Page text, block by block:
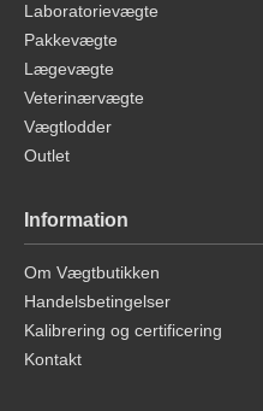
Laboratorievægte
Pakkevægte
Lægevægte
Veterinærvægte
Vægtlodder
Outlet
Information
Om Vægtbutikken
Handelsbetingelser
Kalibrering og certificering
Kontakt